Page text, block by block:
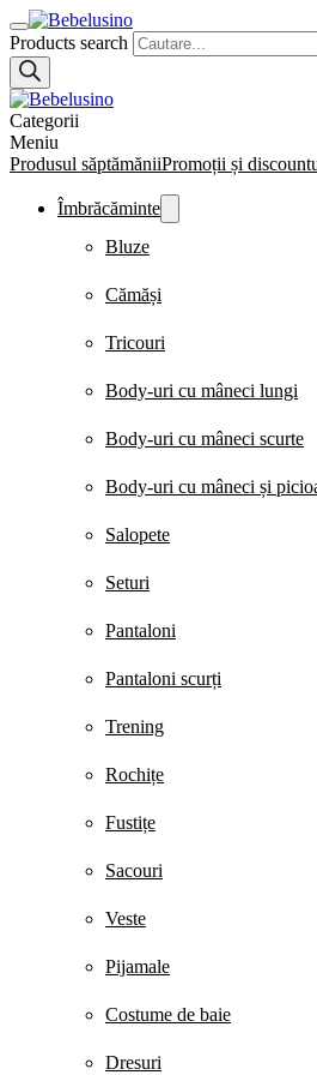
Products search
Categorii
Meniu
Produsul săptămăniiPromoții și
Îmbrăcăminte
Bluze
Cămăși
Tricouri
Body-uri cu mâneci lungi
Body-uri cu mâneci scurte
Body-uri cu mâneci și
Salopete
Seturi
Pantaloni
Pantaloni scurți
Trening
Rochițe
Fustițe
Sacouri
Veste
Pijamale
Costume de baie
Dresuri